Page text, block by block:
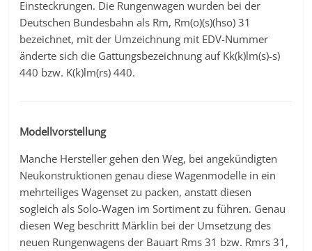
Einsteckrungen. Die Rungenwagen wurden bei der
Deutschen Bundesbahn als Rm, Rm(o)(s)(hso) 31
bezeichnet, mit der Umzeichnung mit EDV-Nummer
änderte sich die Gattungsbezeichnung auf Kk(k)lm(s)-s)
440 bzw. K(k)lm(rs) 440.
Modellvorstellung
Manche Hersteller gehen den Weg, bei angekündigten
Neukonstruktionen genau diese Wagenmodelle in ein
mehrteiliges Wagenset zu packen, anstatt diesen
sogleich als Solo-Wagen im Sortiment zu führen. Genau
diesen Weg beschritt Märklin bei der Umsetzung des
neuen Rungenwagens der Bauart Rms 31 bzw. Rmrs 31,